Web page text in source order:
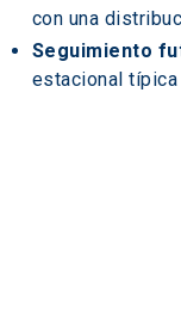
con una
Seguimiento
estacional típica